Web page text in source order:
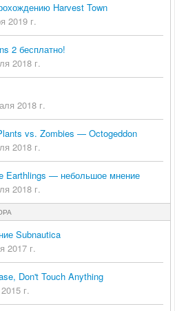
Harvest Town
2019 г.
2 бесплатно!
2018 г.
2018 г.
vs. Zombies — Octogeddon
2018 г.
Earthlings — небольшое мнение
2018 г.
Subnautica
2017 г.
Don't Touch Anything
г.